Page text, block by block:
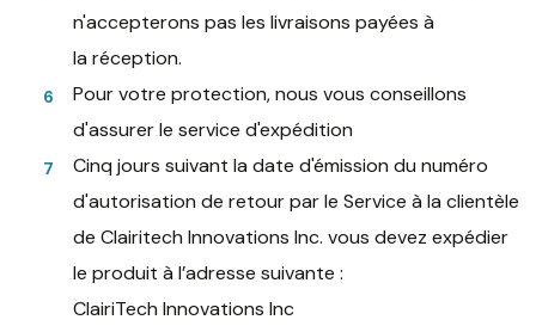
n'accepterons pas les livraisons payées à
la réception.
Pour votre protection, nous vous conseillons
d'assurer le service d'expédition
Cinq jours suivant la date d'émission du numéro
d'autorisation de retour par le Service à la clientèle
de Clairitech Innovations Inc. vous devez expédier
le produit à l’adresse suivante :
ClairiTech Innovations Inc